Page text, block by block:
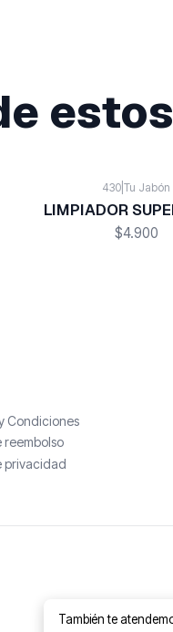
estos
430 |Tu Jabón
LIMPIADOR
$4.900
Condiciones
reembolso
privacidad
También te